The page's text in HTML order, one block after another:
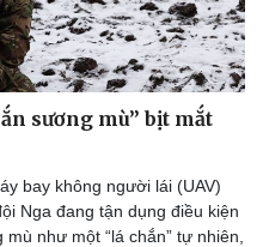
sương mù” bịt mắt
bay không người lái (UAV)
Nga đang tận dụng điều kiện
như một “lá chắn” tự nhiên,